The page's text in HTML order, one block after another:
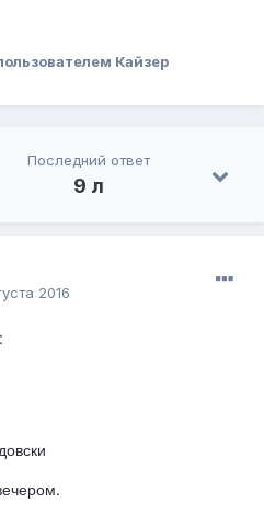
Кайзер
Последний ответ
9 л
2016